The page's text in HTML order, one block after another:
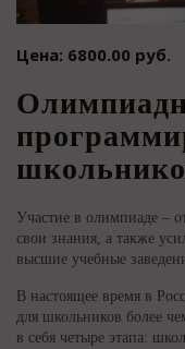
Цена: 6800.00 руб.
Участие в олимпиаде –
свои знания, а также
высшие учебные
В настоящее время в
для школьников более
в себя четыре этапа: